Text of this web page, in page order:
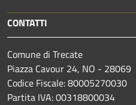
CONTATTI
Comune di Trecate
Piazza Cavour 24, NO - 28069
Codice Fiscale: 80005270030
Partita IVA: 00318800034